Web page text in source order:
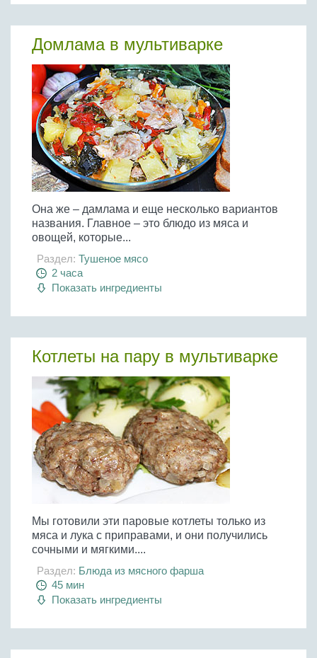
Домлама в мультиварке
Она же – дамлама и еще несколько вариантов
названия. Главное – это блюдо из мяса и
овощей, которые...
Раздел: Тушеное мясо
2 часа
Показать ингредиенты
Котлеты на пару в мультиварке
Мы готовили эти паровые котлеты только из
мяса и лука с приправами, и они получились
сочными и мягкими....
Раздел: Блюда из мясного фарша
45 мин
Показать ингредиенты